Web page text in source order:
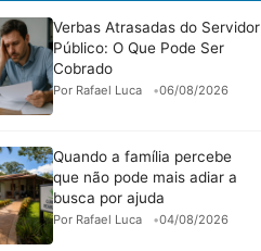
Verbas Atrasadas do Servidor
Público: O Que Pode Ser
Cobrado
Por Rafael Luca 06/08/2026
Quando a família percebe
que não pode mais adiar a
busca por ajuda
Por Rafael Luca 04/08/2026